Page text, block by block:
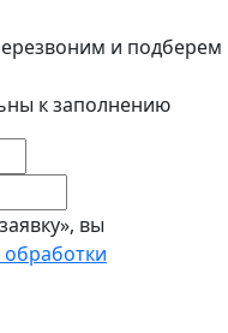
и подберем
к заполнению
вы